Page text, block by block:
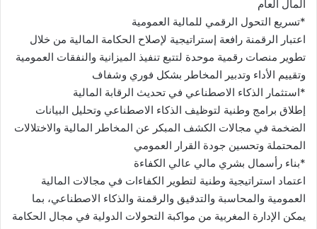
المال العام
*تسريع التحول الرقمي للمالية العمومية
اعتبار الرقمنة رافعة إستراتيجية لإصلاح الحكامة المالية من خلال
تطوير منصات رقمية موحدة لتتبع تنفيذ الميزانية والنفقات العمومية
وتقييم الأداء وتدبير المخاطر بشكل فوري وشفاف
*استثمار الذكاء الاصطناعي في تحديث الرقابة المالية
إطلاق برامج وطنية لتوظيف الذكاء الاصطناعي وتحليل البيانات
الضخمة في مجالات الكشف المبكر عن المخاطر المالية والاختلالات
المحتملة وتحسين جودة القرار العمومي
*بناء رأسمال بشري مالي عالي الكفاءة
اعتماد استراتيجية وطنية لتطوير الكفاءات في مجالات المالية
العمومية والمحاسبة والتدقيق والرقمنة والذكاء الاصطناعي، بما
يمكن الإدارة المغربية من مواكبة التحولات الدولية في مجال الحكامة